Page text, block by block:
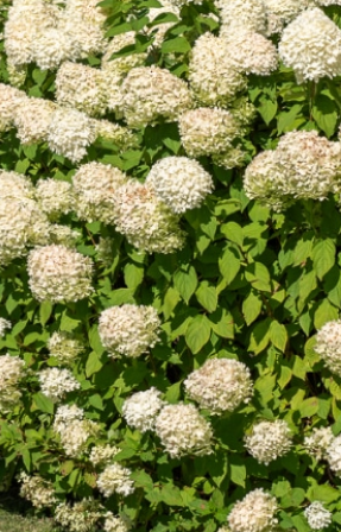
de terre de bruyère
Grimpantes
fruitiers
méditerranéennes et exotiques
Plantes
Plantes
Plantes
Plantes
Plantes
Plantes
Plantes
Lavande